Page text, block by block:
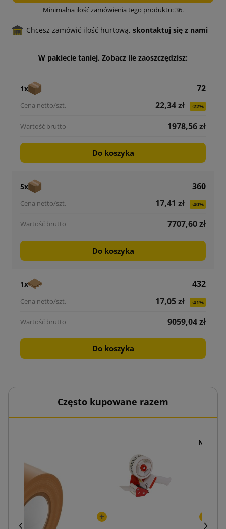
Minimalna ilość zamówienia tego produktu: 36.
Chcesz zamówić ilość hurtową, skontaktuj się z nami
W pakiecie taniej. Zobacz ile zaoszczędzisz:
1x
72
22,34 zł
-22%
1978,56 zł
Do koszyka
5x
360
17,41 zł
-40%
7707,60 zł
Do koszyka
1x
432
17,05 zł
-41%
9059,04 zł
Do koszyka
Często kupowane razem
Nóż